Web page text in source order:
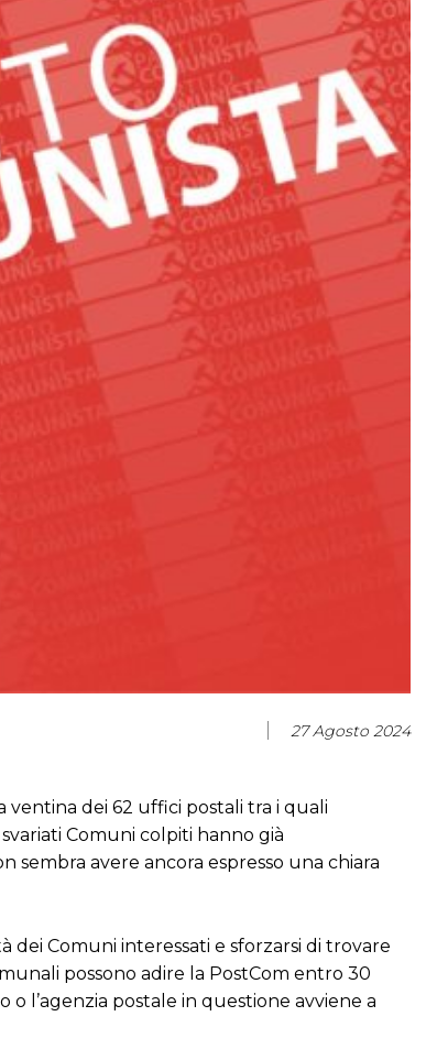
27 Agosto 2024
ventina dei 62 uffici postali tra i quali
Comuni colpiti hanno già
avere ancora espresso una chiara
dei Comuni interessati e sforzarsi di trovare
possono adire la PostCom entro 30
l’agenzia postale in questione avviene a